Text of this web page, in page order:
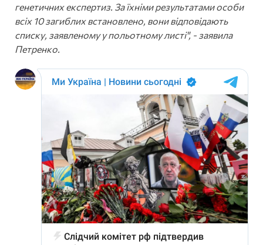
генетичних експертиз. За їхніми результатами особи
всіх 10 загиблих встановлено, вони відповідають
списку, заявленому у польотному листі", - заявила
Петренко.